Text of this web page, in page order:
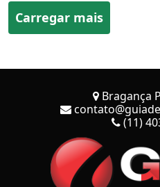
Carregar mais
Bragança
(11)